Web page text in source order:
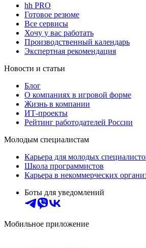
hh PRO
Готовое резюме
Все сервисы
Хочу у вас работать
Производственный календарь
Экспертная рекомендация
Новости и статьи
Блог
О компаниях в игровой форме
Жизнь в компании
ИТ-проекты
Рейтинг работодателей России
Молодым специалистам
Карьера для молодых
Школа программистов
Карьера в некоммерческих
Боты для уведомлений
Мобильное приложение